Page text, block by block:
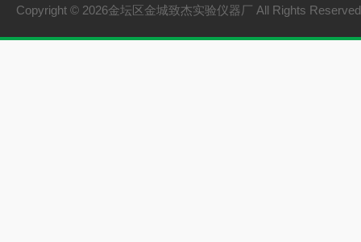
Copyright © 2026金坛区金城致杰实验仪器厂 All Rights